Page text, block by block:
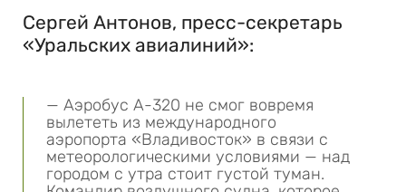
Сергей Антонов, пресс-секретарь
«Уральских авиалиний»:
— Аэробус А-320 не смог вовремя
вылететь из международного
аэропорта «Владивосток» в связи с
метеорологическими условиями — над
городом с утра стоит густой туман.